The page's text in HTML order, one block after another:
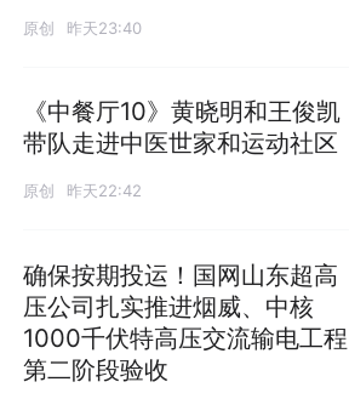
原创 昨天23:40
《中餐厅10》黄晓明和王俊凯
带队走进中医世家和运动社区
原创 昨天22:42
确保按期投运！国网山东超高
压公司扎实推进烟威、中核
1000千伏特高压交流输电工程
第二阶段验收